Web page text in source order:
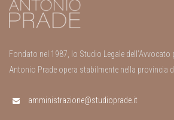
Fondato nel 1987, lo Studio Legale
Antonio Prade opera stabilmente nella provincia
amministrazione@studioprade.it